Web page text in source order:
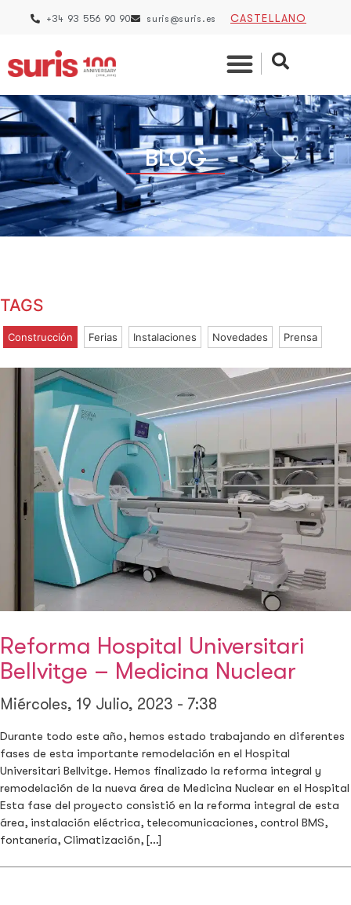
+34 93 556 90 90 suris@suris.es CASTELLANO
BLOG
TAGS
Construcción Ferias Instalaciones Novedades Prensa
Reforma Hospital Universitari
Bellvitge – Medicina Nuclear
Miércoles, 19 Julio, 2023 - 7:38
Durante todo este año, hemos estado trabajando en diferentes
fases de esta importante remodelación en el Hospital
Universitari Bellvitge. Hemos finalizado la reforma integral y
remodelación de la nueva área de Medicina Nuclear en el Hospital
Esta fase del proyecto consistió en la reforma integral de esta
área, instalación eléctrica, telecomunicaciones, control BMS,
fontanería, Climatización, […]